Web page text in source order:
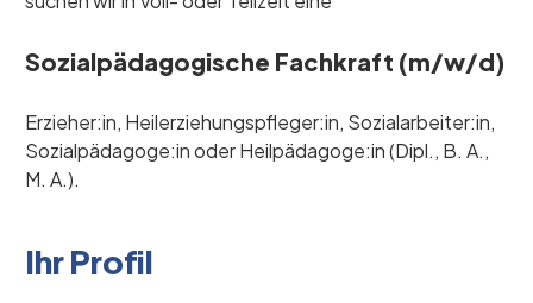
Sozialpädagogische Fachkraft (m/w/d)
Erzieher:in, Heilerziehungspfleger:in, Sozialarbeiter:in,
Sozialpädagoge:in oder Heilpädagoge:in (Dipl., B. A.,
M. A.).
Ihr Profil